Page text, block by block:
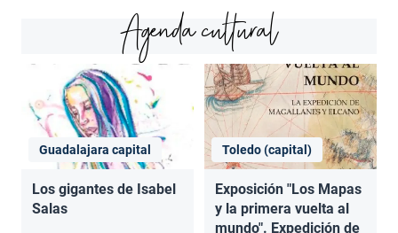
Agenda cultural
Guadalajara capital
Los gigantes de Isabel
Salas
Toledo (capital)
Exposición "Los Mapas
y la primera vuelta al
mundo". Expedición de